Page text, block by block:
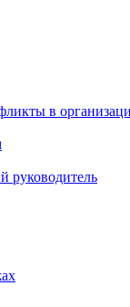
в
руководитель